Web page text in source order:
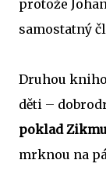
protože
samostatný
Druhou
děti –
poklad
mrknou na